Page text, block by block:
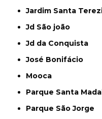
Jardim Santa
Jd São joão
Jd da Conquista
José Bonifácio
Mooca
Parque Santa
Parque São Jorge